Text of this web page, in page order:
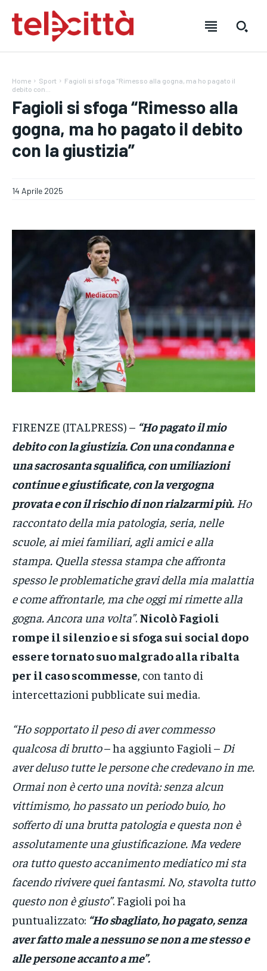
HOME
NOTIZIE
CRONACA
VENETO
POLITICA
ECONOMIA
SPORT
GRUPPO
HOME
NOTIZIE
POLITICA
ECONOMIA
SPORT
HOME
NOTIZIE
POLITICA
ECONOMIA
SPORT
Home Sport
Fagioli si sfoga “Rimesso alla gogna, ma ho pagato il
debito con...
Fagioli si sfoga “Rimesso alla
gogna, ma ho pagato il debito
con la giustizia”
14 Aprile 2025
FIRENZE (ITALPRESS) – “Ho pagato il mio
debito con la giustizia. Con una condanna e
una sacrosanta squalifica, con umiliazioni
continue e giustificate, con la vergogna
provata e con il rischio di non rialzarmi più. Ho
raccontato della mia patologia, seria, nelle
scuole, ai miei familiari, agli amici e alla
stampa. Quella stessa stampa che affronta
spesso le problematiche gravi della mia malattia
e come affrontarle, ma che oggi mi rimette alla
gogna. Ancora una volta”. Nicolò Fagioli
rompe il silenzio e si sfoga sui social dopo
essere tornato suo malgrado alla ribalta
per il caso scommesse , con tanto di
intercettazioni pubblicate sui media.
“Ho sopportato il peso di aver commesso
qualcosa di brutto– ha aggiunto Fagioli – Di
aver deluso tutte le persone che credevano in me.
Ormai non è certo una novità: senza alcun
vittimismo, ho passato un periodo buio, ho
sofferto di una brutta patologia e questa non è
assolutamente una giustificazione. Ma vedere
ora tutto questo accanimento mediatico mi sta
facendo rivivere quei fantasmi. No, stavolta tutto
questo non è giusto”. Fagioli poi ha
puntualizzato: “Ho sbagliato, ho pagato, senza
aver fatto male a nessuno se non a me stesso e
alle persone accanto a me”.